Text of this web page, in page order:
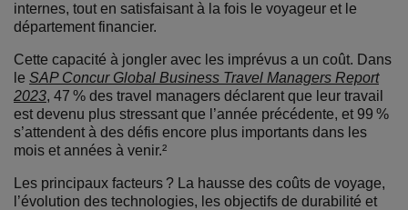
internes, tout en satisfaisant à la fois le voyageur et le
département financier.
Cette capacité à jongler avec les imprévus a un coût. Dans
le SAP Concur Global Business Travel Managers Report
2023, 47 % des travel managers déclarent que leur travail
est devenu plus stressant que l’année précédente, et 99 %
s’attendent à des défis encore plus importants dans les
mois et années à venir.²
Les principaux facteurs ? La hausse des coûts de voyage,
l’évolution des technologies, les objectifs de durabilité et